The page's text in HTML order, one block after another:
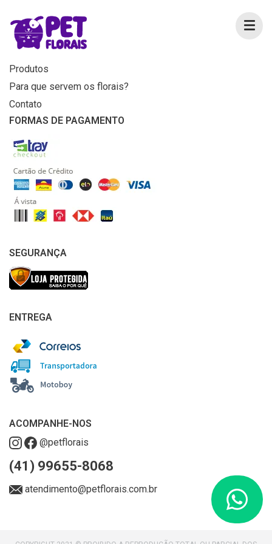
MENU
Home
Produtos
Para que servem os florais?
Contato
FORMAS DE PAGAMENTO
SEGURANÇA
ENTREGA
ACOMPANHE-NOS
@petflorais
(41) 99655-8068
atendimento@petflorais.com.br